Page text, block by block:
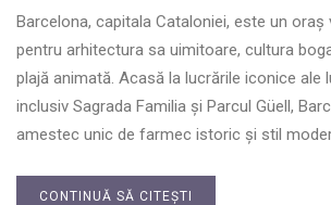
Barcelona, capitala Cataloniei, este un
pentru arhitectura sa uimitoare, cultura
plajă animată. Acasă la lucrările iconice ale
inclusiv Sagrada Familia și Parcul Güell,
amestec unic de farmec istoric și stil
CONTINUĂ SĂ CITEȘTI